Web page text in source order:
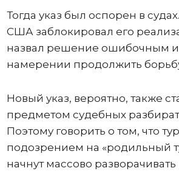
Тогда указ был оспорен в
США заблокировал его
назвал решение ошибочным и
намерении продолжить
Новый указ, вероятно, также
предметом судебных
Поэтому говорить о том, что
подозрением на «родильный
начнут массово